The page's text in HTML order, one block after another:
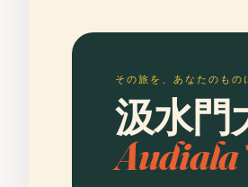
その旅を、あなたのもの
汲水門
Audiala